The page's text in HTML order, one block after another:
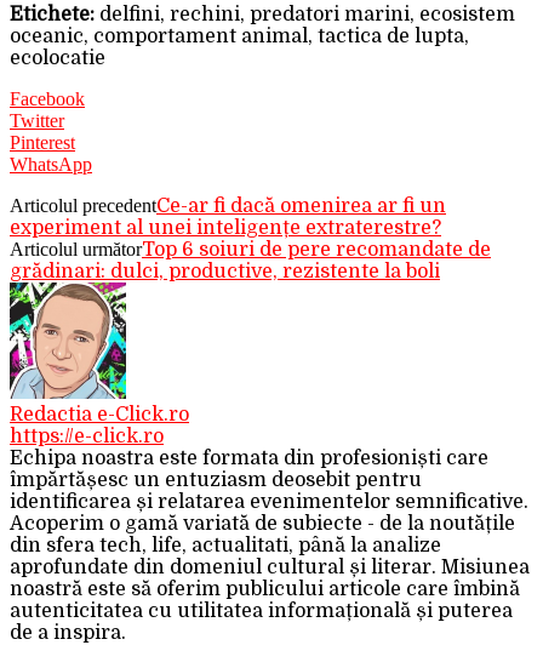
Etichete: delfini, rechini, predatori marini, ecosistem
oceanic, comportament animal, tactica de lupta,
ecolocatie
Facebook
Twitter
Pinterest
WhatsApp
Articolul precedentCe-ar fi dacă omenirea ar fi un
experiment al unei inteligențe extraterestre?
Articolul următorTop 6 soiuri de pere recomandate de
grădinari: dulci, productive, rezistente la boli
Redactia e-Click.ro
https://e-click.ro
Echipa noastra este formata din profesioniști care
împărtășesc un entuziasm deosebit pentru
identificarea și relatarea evenimentelor semnificative.
Acoperim o gamă variată de subiecte - de la noutățile
din sfera tech, life, actualitati, până la analize
aprofundate din domeniul cultural și literar. Misiunea
noastră este să oferim publicului articole care îmbină
autenticitatea cu utilitatea informațională și puterea
de a inspira.